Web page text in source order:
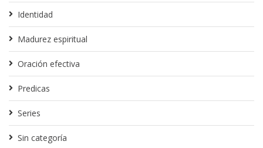
Identidad
Madurez espiritual
Oración efectiva
Predicas
Series
Sin categoría